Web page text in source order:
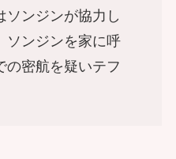
ソンジンが協力し
ソンジンを家に呼
の密航を疑いテフ